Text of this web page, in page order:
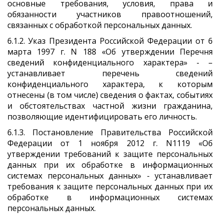
основные требования, условия, права и
обязанности участников правоотношений,
связанных с обработкой персональных данных.
6.1.2. Указ Президента Российской Федерации от 6
марта 1997 г. N 188 «Об утверждении Перечня
сведений конфиденциального характера» - –
устанавливает перечень сведений
конфиденциального характера, к которым
отнесены (в том числе) сведения о фактах, событиях
и обстоятельствах частной жизни гражданина,
позволяющие идентифицировать его личность.
6.1.3. Постановление Правительства Российской
Федерации от 1 ноября 2012 г. N1119 «Об
утверждении требований к защите персональных
данных при их обработке в информационных
системах персональных данных» - устанавливает
требования к защите персональных данных при их
обработке в информационных системах
персональных данных.